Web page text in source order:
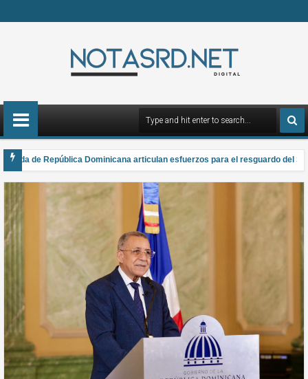
de República Dominicana articulan esfuerzos para el resguardo del
el Premio Anual Nacional de Poesía Salomé Ureña de Henríquez 2026